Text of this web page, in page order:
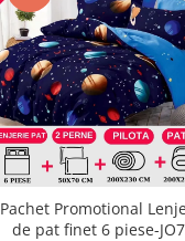
Pachet Promotional
de pat finet 6 piese-